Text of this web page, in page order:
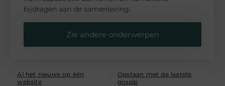
bijdragen aan de samenleving.
Zie andere onderwerpen
Al het nieuws op één
website
Opstaan met de laatste
gossip